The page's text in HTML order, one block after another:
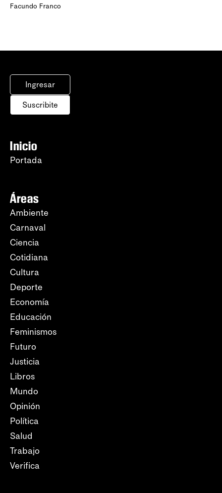
Facundo Franco
Ingresar
Suscribite
Inicio
Portada
Áreas
Ambiente
Carnaval
Ciencia
Cotidiana
Cultura
Deporte
Economía
Educación
Feminismos
Futuro
Justicia
Libros
Mundo
Opinión
Política
Salud
Trabajo
Verifica